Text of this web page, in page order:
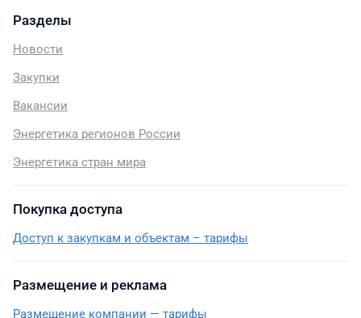
Разделы
Новости
Закупки
Вакансии
Энергетика регионов России
Энергетика стран мира
Покупка доступа
Доступ к закупкам и объектам – тарифы
Размещение и реклама
Размещение компании — тарифы